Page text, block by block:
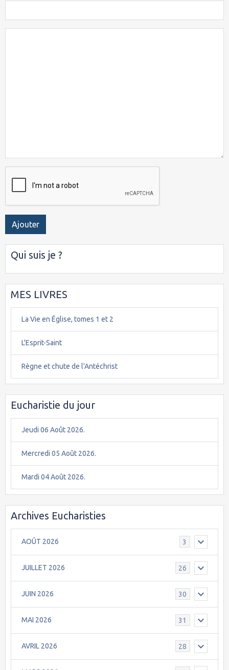
Ajouter
Qui suis je ?
MES LIVRES
La Vie en Église, tomes 1 et 2
L'Esprit-Saint
Règne et chute de l'Antéchrist
Eucharistie du jour
Jeudi 06 Août 2026.
Mercredi 05 Août 2026.
Mardi 04 Août 2026.
Archives Eucharisties
AOÛT 2026 3
JUILLET 2026 26
JUIN 2026 30
MAI 2026 31
AVRIL 2026 28